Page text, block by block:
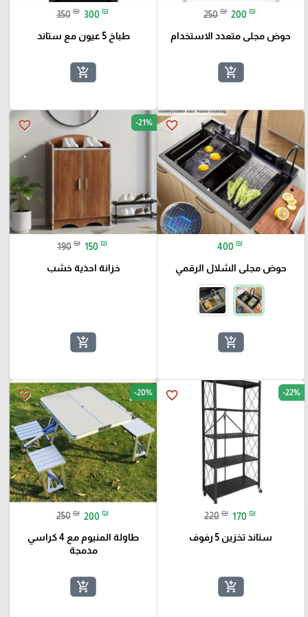
250 ₪ 200 ₪
حوض مجلى متعدد الاستخدام
add_shopping_cart
350 ₪ 300 ₪
طباخ 5 عيون مع ستاند
add_shopping_cart
favorite_border
400 ₪
حوض مجلى الشلال الرقمي
add_shopping_cart
favorite_border -21%
190 ₪ 150 ₪
خزانة احذية خشب
add_shopping_cart
favorite_border -22%
220 ₪ 170 ₪
ستاند تخزين 5 رفوف
add_shopping_cart
favorite_border -20%
250 ₪ 200 ₪
طاولة المنيوم مع 4 كراسي
مدمجة
add_shopping_cart